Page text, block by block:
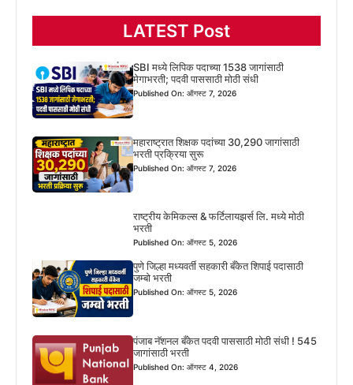
LATEST Post
SBI मध्ये लिपिक पदाच्या 1538 जागांसाठी
मेगाभरती; पदवी पाससाठी मोठी संधी
Published On: ऑगस्ट 7, 2026
महाराष्ट्रात शिक्षक पदांच्या 30,290 जागांसाठी
भरती प्रक्रिया सुरू
Published On: ऑगस्ट 7, 2026
राष्ट्रीय केमिकल्स & फर्टिलायझर्स लि. मध्ये मोठी
भरती
Published On: ऑगस्ट 5, 2026
पुणे जिल्हा मध्यवर्ती सहकारी बँकेत शिपाई पदासाठी
जम्बो भरती
Published On: ऑगस्ट 5, 2026
पंजाब नॅशनल बँकेत पदवी पाससाठी मोठी संधी ! 545
जागांसाठी भरती
Published On: ऑगस्ट 4, 2026